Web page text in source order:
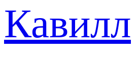
Кавилл